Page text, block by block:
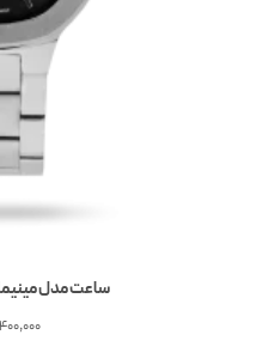
ساعت مدل مینیمال Laxmi 8136-10
17,400,000